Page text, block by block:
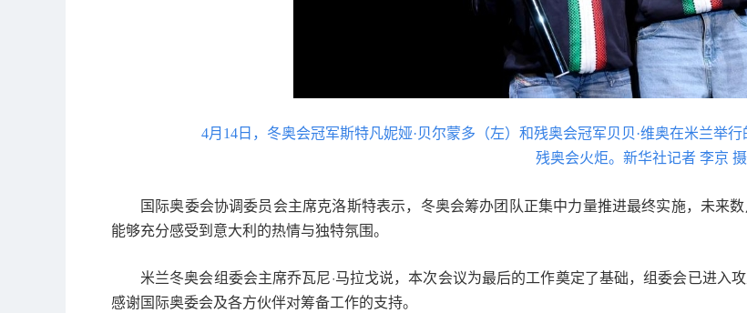
4月14日，冬奥会冠军斯特凡妮娅·贝尔蒙多（左）和残奥会冠军贝贝·维奥在米兰举
残奥会火炬。新华社记者 李京 摄
国际奥委会协调委员会主席克洛斯特表示，冬奥会筹办团队正集中力量推进最终实施，未来
能够充分感受到意大利的热情与独特氛围。
米兰冬奥会组委会主席乔瓦尼·马拉戈说，本次会议为最后的工作奠定了基础，组委会已进入
感谢国际奥委会及各方伙伴对筹备工作的支持。